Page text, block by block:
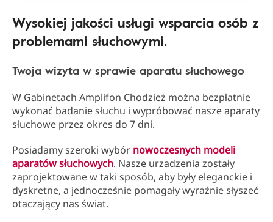
Wysokiej jakości usługi wsparcia osób z
problemami słuchowymi.
Twoja wizyta w sprawie aparatu słuchowego
W Gabinetach Amplifon Chodzież można bezpłatnie
wykonać badanie słuchu i wypróbować nasze aparaty
słuchowe przez okres do 7 dni.
Posiadamy szeroki wybór nowoczesnych modeli
aparatów słuchowych. Nasze urzadzenia zostały
zaprojektowane w taki sposób, aby były eleganckie i
dyskretne, a jednocześnie pomagały wyraźnie słyszeć
otaczający nas świat.